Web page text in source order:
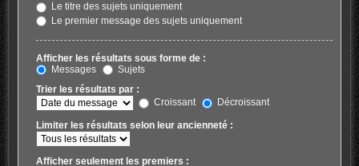
Le titre des sujets uniquement
Le premier message des sujets uniquement
Afficher les résultats sous forme de :
Messages
Sujets
Trier les résultats par :
Croissant
Décroissant
Limiter les résultats selon leur ancienneté :
Afficher seulement les premiers :